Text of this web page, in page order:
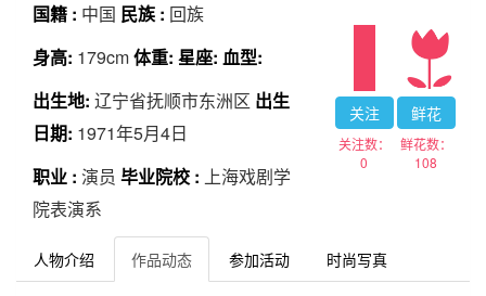
国籍 : 中国 民族 : 回族
身高: 179cm体重: 星座: 血型:
出生地: 辽宁省抚顺市东洲区 出生
日期: 1971年5月4日
职业 : 演员 毕业院校 : 上海戏剧学
院表演系
关注
关注数：
0
鲜花
鲜花数：
108
人物介绍 作品动态 参加活动 时尚写真